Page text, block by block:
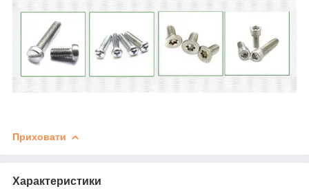
Приховати
Характеристики